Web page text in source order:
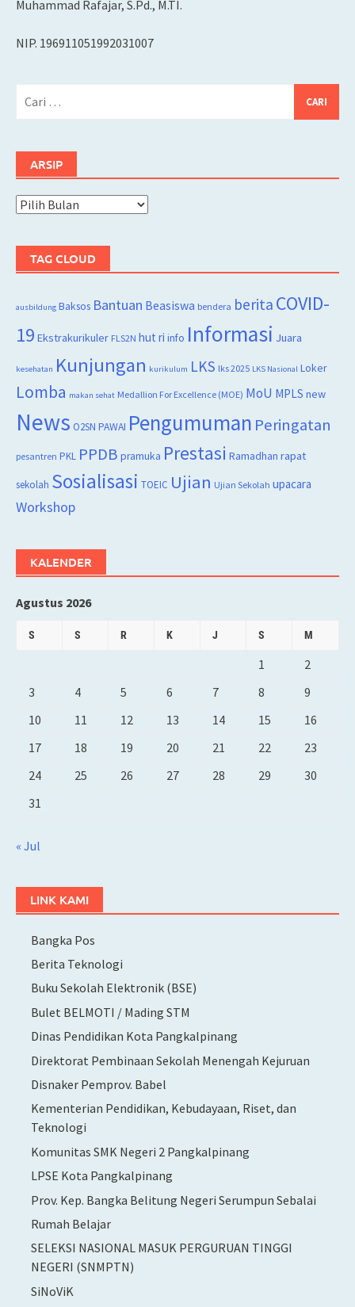
Muhammad Rafajar, S.Pd., M.TI.
NIP. 196911051992031007
ARSIP
Arsip
TAG CLOUD
ausbildung Baksos Bantuan Beasiswa bendera berita COVID-
19 Ekstrakurikuler FLS2N hut ri info Informasi Juara
kesehatan Kunjungan kurikulum LKS lks 2025 LKS Nasional Loker
Lomba makan sehat Medallion For Excellence (MOE) MoU MPLS new
News O2SN PAWAI Pengumuman Peringatan
pesantren PKL PPDB pramuka Prestasi Ramadhan rapat
sekolah Sosialisasi TOEIC Ujian Ujian Sekolah upacara
Workshop
KALENDER
Agustus 2026
S S R K J S M
1
2
3
4 5 6 7 8
9
10
11 12 13 14 15
16
17
18 19 20 21 22
23
24
25 26 27 28 29
30
31
« Jul
LINK KAMI
Bangka Pos
Berita Teknologi
Buku Sekolah Elektronik (BSE)
Bulet BELMOTI / Mading STM
Dinas Pendidikan Kota Pangkalpinang
Direktorat Pembinaan Sekolah Menengah Kejuruan
Disnaker Pemprov. Babel
Kementerian Pendidikan, Kebudayaan, Riset, dan
Teknologi
Komunitas SMK Negeri 2 Pangkalpinang
LPSE Kota Pangkalpinang
Prov. Kep. Bangka Belitung Negeri Serumpun Sebalai
Rumah Belajar
SELEKSI NASIONAL MASUK PERGURUAN TINGGI
NEGERI (SNMPTN)
SiNoViK